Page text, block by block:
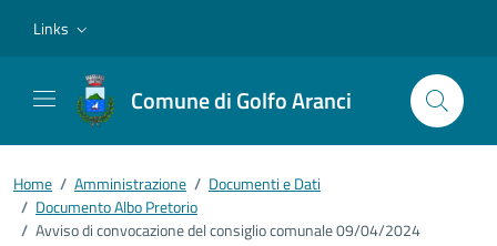
Links
Comune di Golfo Aranci
Home / Amministrazione / Documenti e Dati
/ Documento Albo Pretorio
/ Avviso di convocazione del consiglio comunale 09/04/2024